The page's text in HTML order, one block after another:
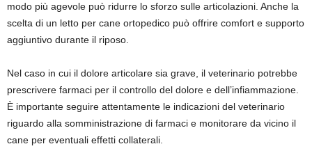
modo più agevole può ridurre lo sforzo sulle articolazioni. Anche la
scelta di un letto per cane ortopedico può offrire comfort e supporto
aggiuntivo durante il riposo.
Nel caso in cui il dolore articolare sia grave, il veterinario potrebbe
prescrivere farmaci per il controllo del dolore e dell’infiammazione.
È importante seguire attentamente le indicazioni del veterinario
riguardo alla somministrazione di farmaci e monitorare da vicino il
cane per eventuali effetti collaterali.